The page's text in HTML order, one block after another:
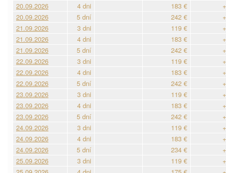
20.09.2026
4 dni 183 €
20.09.2026
5 dní 242 €
21.09.2026
3 dni 119 €
21.09.2026
4 dni 183 €
21.09.2026
5 dní 242 €
22.09.2026
3 dni 119 €
22.09.2026
4 dni 183 €
22.09.2026
5 dní 242 €
23.09.2026
3 dni 119 €
23.09.2026
4 dni 183 €
23.09.2026
5 dní 242 €
24.09.2026
3 dni 119 €
24.09.2026
4 dni 183 €
24.09.2026
5 dní 234 €
25.09.2026
3 dni 119 €